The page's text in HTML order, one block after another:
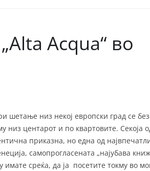
Acqua“ во
шетање низ некој европски град се
низ центарот и по квартовите. Секоја
приказна, но една од
самопрогласената „најубава
имате среќа, да ја посетите токму во